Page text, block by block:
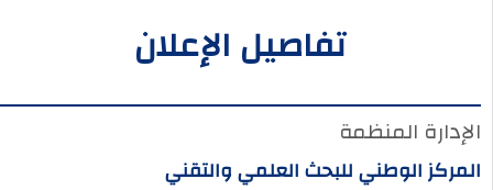
تفاصيل الإعلان
الإدارة المنظمة
المركز الوطني للبحث العلمي والتقني